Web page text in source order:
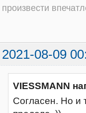
произвести
2021-08-09
VIESSMANN
Согласен. Но и